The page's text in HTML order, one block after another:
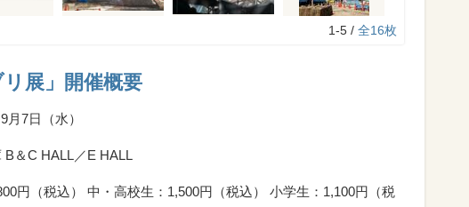
1-5 / 全16枚
リ展」開催概要
7日（水）
＆C HALL／E HALL
円（税込） 中・高校生：1,500円（税込） 小学生：1,100円（税